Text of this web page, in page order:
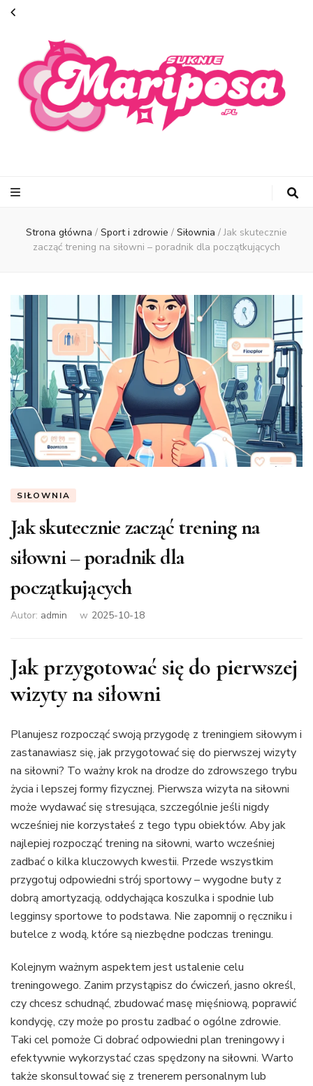
Strona główna / Sport i zdrowie / Siłownia / Jak skutecznie
zacząć trening na siłowni – poradnik dla początkujących
SIŁOWNIA
Jak skutecznie zacząć trening na
siłowni – poradnik dla
początkujących
Autor: admin w 2025-10-18
Jak przygotować się do pierwszej
wizyty na siłowni
Planujesz rozpocząć swoją przygodę z treningiem siłowym i
zastanawiasz się, jak przygotować się do pierwszej wizyty
na siłowni? To ważny krok na drodze do zdrowszego trybu
życia i lepszej formy fizycznej. Pierwsza wizyta na siłowni
może wydawać się stresująca, szczególnie jeśli nigdy
wcześniej nie korzystałeś z tego typu obiektów. Aby jak
najlepiej rozpocząć trening na siłowni, warto wcześniej
zadbać o kilka kluczowych kwestii. Przede wszystkim
przygotuj odpowiedni strój sportowy – wygodne buty z
dobrą amortyzacją, oddychająca koszulka i spodnie lub
legginsy sportowe to podstawa. Nie zapomnij o ręczniku i
butelce z wodą, które są niezbędne podczas treningu.
Kolejnym ważnym aspektem jest ustalenie celu
treningowego. Zanim przystąpisz do ćwiczeń, jasno określ,
czy chcesz schudnąć, zbudować masę mięśniową, poprawić
kondycję, czy może po prostu zadbać o ogólne zdrowie.
Taki cel pomoże Ci dobrać odpowiedni plan treningowy i
efektywnie wykorzystać czas spędzony na siłowni. Warto
także skonsultować się z trenerem personalnym lub